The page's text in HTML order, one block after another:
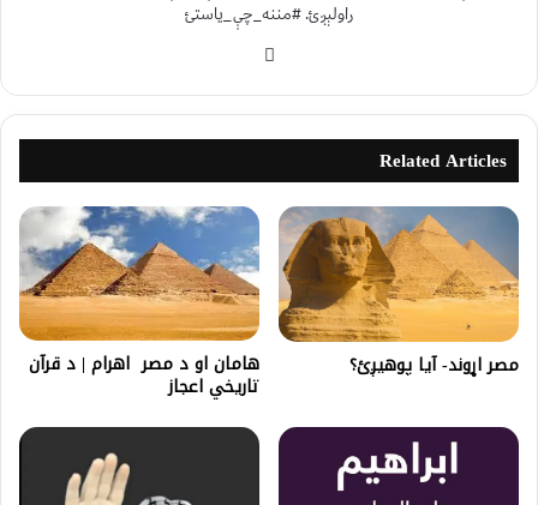
راولېږئ. #مننه_چې_یاستئ
Related Articles
مصر اړوند- آیا پوهیږئ؟ هامان او د مصر اهرام | د قرآن
تاریخي اعجاز